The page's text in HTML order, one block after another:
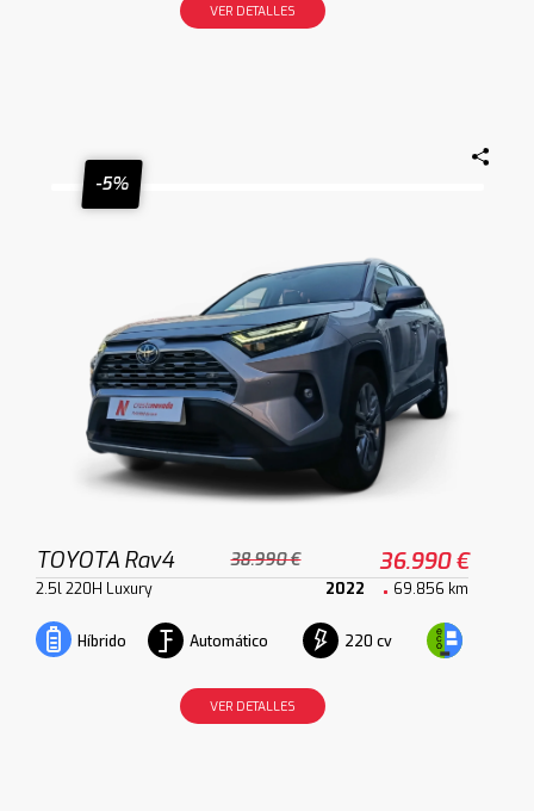
VER DETALLES
-5%
TOYOTA Rav4 38.990 € 36.990 €
2.5l 220H Luxury 2022 69.856 km
Híbrido Automático 220 cv
VER DETALLES